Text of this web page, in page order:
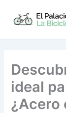
ideal
¿Acero